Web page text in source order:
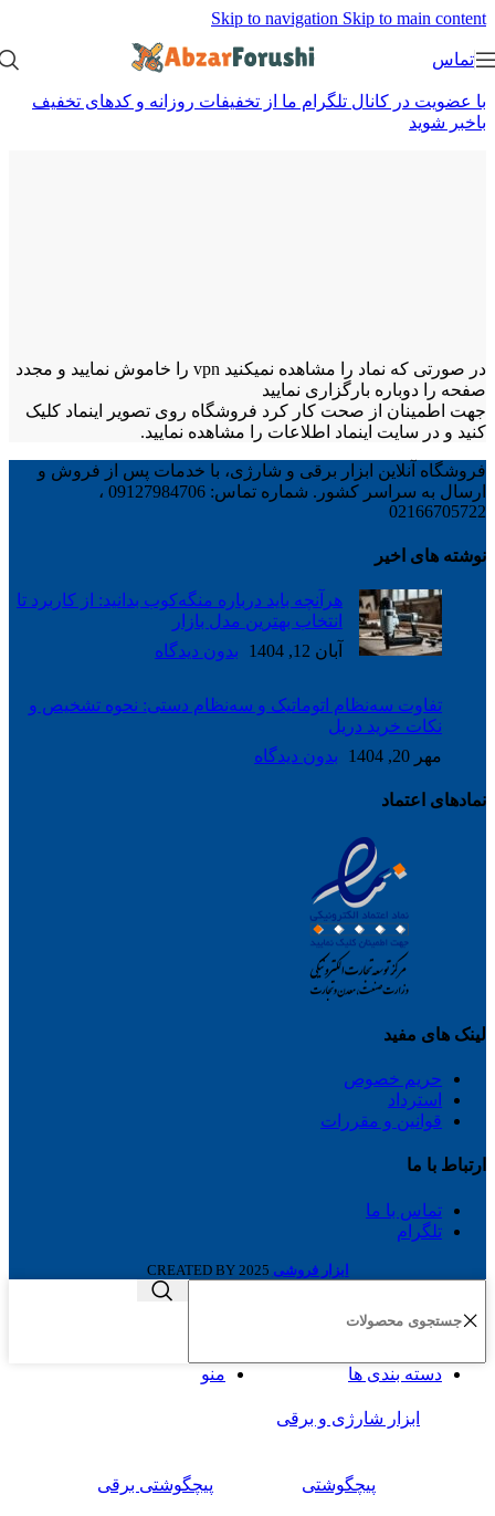
Skip to navigationSkip to main content
تماس
با عضویت در کانال تلگرام ما از تخفیفات روزانه و کدهای تخفیف
باخبر شوید
در صورتی که نماد را مشاهده نمیکنید vpn را خاموش نمایید و مجدد
صفحه را دوباره بارگزاری نمایید
جهت اطمینان از صحت کار کرد فروشگاه روی تصویر اینماد کلیک
کنید و در سایت اینماد اطلاعات را مشاهده نمایید.
فروشگاه آنلاین ابزار برقی و شارژی، با خدمات پس از فروش و
ارسال به سراسر کشور. شماره تماس: 09127984706 ،
02166705722
نوشته های اخیر
هرآنچه باید درباره منگه‌کوب بدانید: از کاربرد تا
انتخاب بهترین مدل بازار
آبان 12, 1404
بدون دیدگاه
تفاوت سه‌نظام اتوماتیک و سه‌نظام دستی: نحوه تشخیص و
نکات خرید دریل
مهر 20, 1404
بدون دیدگاه
نمادهای اعتماد
لینک های مفید
حریم خصوص
استرداد
قوانین و مقررات
ارتباط با ما
تماس با ما
تلگرام
ابزار فروشی 2025 CREATED BY
منو دسته بندی ها
ابزار شارژی و برقی
پیچگوشتی پیچگوشتی برقی